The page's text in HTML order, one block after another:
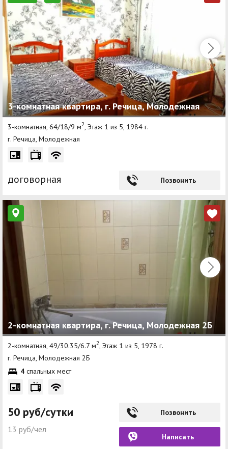
3-комнатная квартира, г. Речица, Молодежная
3-комнатная, 64/18/9 м2, Этаж 1 из 5, 1984 г.
г. Речица, Молодежная
договорная Позвонить
2-комнатная квартира, г. Речица, Молодежная 2Б
2-комнатная, 49/30.35/6.7 м2 , Этаж 1 из 5, 1978 г.
г. Речица, Молодежная 2Б
4 спальных мест
50 руб/сутки
13 руб/чел
Позвонить
Написать